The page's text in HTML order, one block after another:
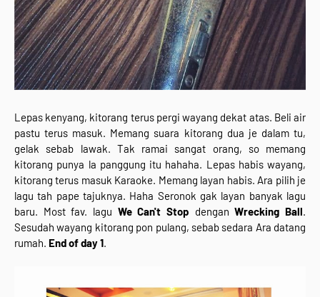
Lepas kenyang, kitorang terus pergi wayang dekat atas. Beli air
pastu terus masuk. Memang suara kitorang dua je dalam tu,
gelak sebab lawak. Tak ramai sangat orang, so memang
kitorang punya la panggung itu hahaha. Lepas habis wayang,
kitorang terus masuk Karaoke. Memang layan habis. Ara pilih je
lagu tah pape tajuknya. Haha Seronok gak layan banyak lagu
baru. Most fav. lagu We Can't Stop denganWrecking Ball.
Sesudah wayang kitorang pon pulang, sebab sedara Ara datang
rumah. End of day 1.